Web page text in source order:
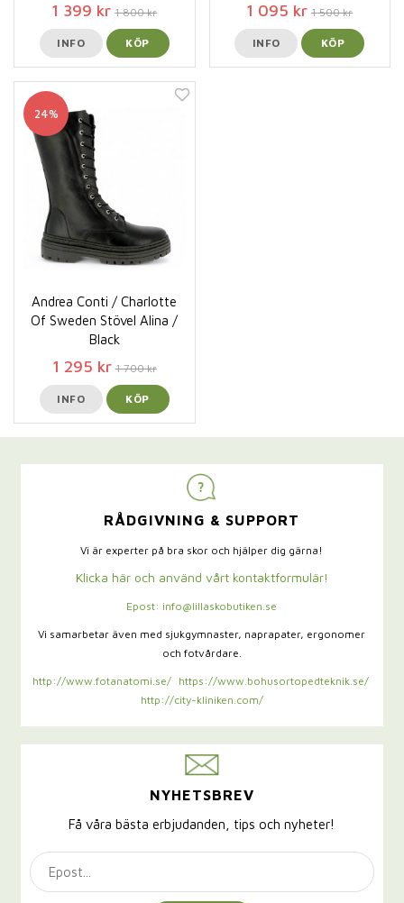
1 399 kr 1 800 kr
INFO KÖP
1 095 kr 1 500 kr
INFO KÖP
24%
Andrea Conti / Charlotte
Of Sweden Stövel Alina /
Black
1 295 kr 1 700 kr
INFO KÖP
RÅDGIVNING & SUPPORT
Vi är experter på bra skor och hjälper dig gärna!
Klicka här och använd vårt kontaktformulär!
Epost: info@lillaskobutiken.se
Vi samarbetar även med sjukgymnaster, naprapater, ergonomer
och fotvårdare.
http://www.fotanatomi.se/
https://www.bohusortopedteknik.se/
http://city-kliniken.com/
NYHETSBREV
Få våra bästa erbjudanden, tips och nyheter!